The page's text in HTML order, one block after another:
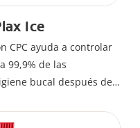
Ice
CPC ayuda a controlar
99,9% de las
bucal después del